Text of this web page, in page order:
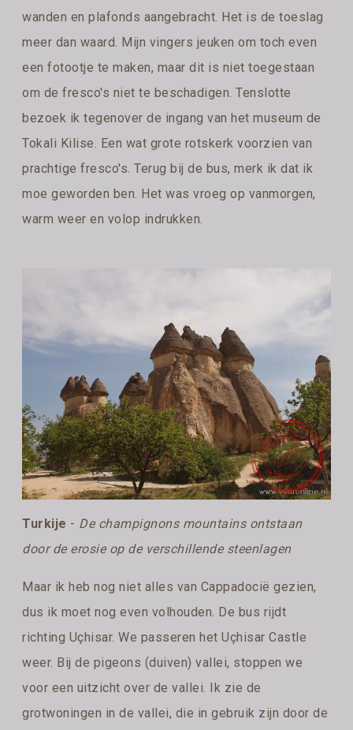
wanden en plafonds aangebracht. Het is de toeslag
meer dan waard. Mijn vingers jeuken om toch even
een fotootje te maken, maar dit is niet toegestaan
om de fresco's niet te beschadigen. Tenslotte
bezoek ik tegenover de ingang van het museum de
Tokali Kilise. Een wat grote rotskerk voorzien van
prachtige fresco's. Terug bij de bus, merk ik dat ik
moe geworden ben. Het was vroeg op vanmorgen,
warm weer en volop indrukken.
Turkije - De champignons mountains ontstaan
door de erosie op de verschillende steenlagen
Maar ik heb nog niet alles van Cappadocië gezien,
dus ik moet nog even volhouden. De bus rijdt
richting Uçhisar. We passeren het Uçhisar Castle
weer. Bij de pigeons (duiven) vallei, stoppen we
voor een uitzicht over de vallei. Ik zie de
grotwoningen in de vallei, die in gebruik zijn door de